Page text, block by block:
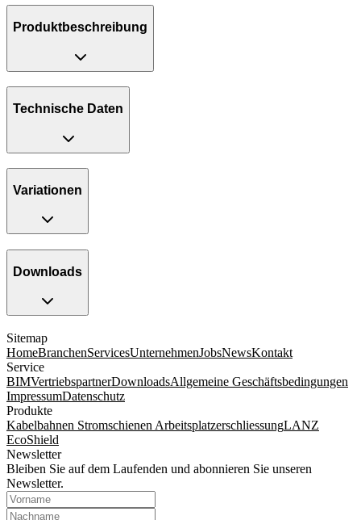
Produktbeschreibung
Technische Daten
Variationen
Downloads
Sitemap
HomeBranchenServicesUnternehmenJobsNewsKontakt
Service
BIMVertriebspartnerDownloadsAllgemeine Geschäftsbedingungen
ImpressumDatenschutz
Produkte
Kabelbahnen Stromschienen ArbeitsplatzerschliessungLANZ
EcoShield
Newsletter
Bleiben Sie auf dem Laufenden und abonnieren Sie unseren
Newsletter.